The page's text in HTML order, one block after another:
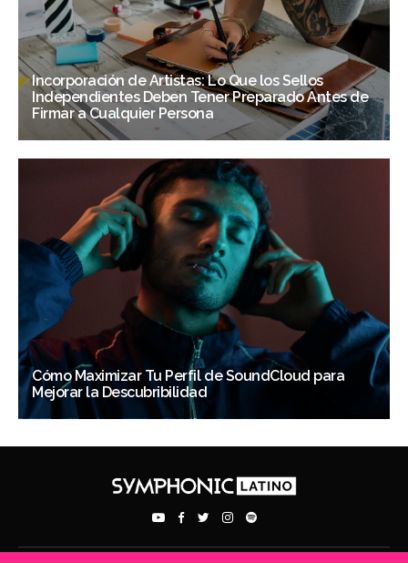
Incorporación de Artistas: Lo Que los Sellos
Independientes Deben Tener Preparado Antes de
Firmar a Cualquier Persona
Cómo Maximizar Tu Perfil de SoundCloud para
Mejorar la Descubribilidad